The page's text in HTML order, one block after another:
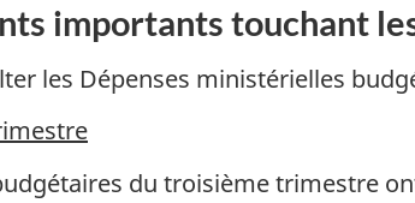
importants touchant
les Dépenses ministérielles
du troisième trimestre